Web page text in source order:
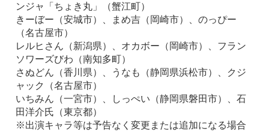
ンジャ「ちょき丸」（蟹江町）
きーぼー（安城市）、まめ吉（岡崎市）、のっぴー
（名古屋市）
レルヒさん（新潟県）、オカボー（岡崎市）、フラン
ソワーズびわ（南知多町）
さぬどん（香川県）、うなも（静岡県浜松市）、クジ
ャック（名古屋市）
いちみん（一宮市）、しっぺい（静岡県磐田市）、石
田洋介氏（東京都）
※出演キャラ等は予告なく変更または追加になる場合